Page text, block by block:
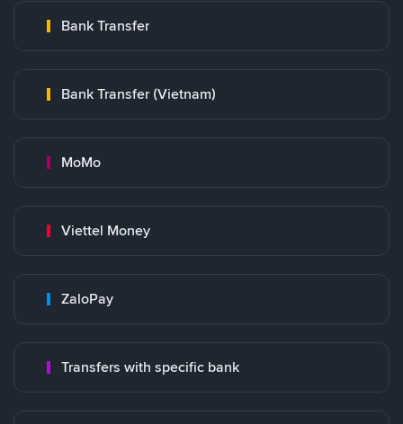
Bank Transfer
Bank Transfer (Vietnam)
MoMo
Viettel Money
ZaloPay
Transfers with specific bank